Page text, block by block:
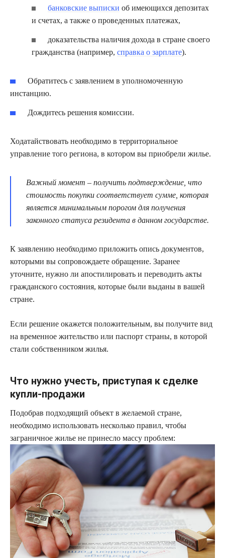
банковские выписки об имеющихся депозитах
и счетах, а также о проведенных платежах,
доказательства наличия дохода в стране своего
гражданства (например,справка о зарплате).
Обратитесь с заявлением в уполномоченную
инстанцию.
Дождитесь решения комиссии.
Ходатайствовать необходимо в территориальное
управление того региона, в котором вы приобрели жилье.
Важный момент – получить подтверждение, что
стоимость покупки соответствует сумме, которая
является минимальным порогом для получения
законного статуса резидента в данном государстве.
К заявлению необходимо приложить опись документов,
которыми вы сопровождаете обращение. Заранее
уточните, нужно ли апостилировать и переводить акты
гражданского состояния, которые были выданы в вашей
стране.
Если решение окажется положительным, вы получите вид
на временное жительство или паспорт страны, в которой
стали собственником жилья.
Что нужно учесть, приступая к сделке
купли-продажи
Подобрав подходящий объект в желаемой стране,
необходимо использовать несколько правил, чтобы
заграничное жилье не принесло массу проблем: